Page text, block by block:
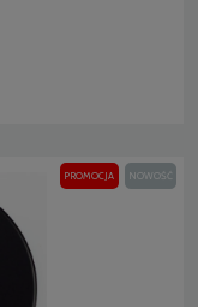
PROMOCJA NOWOŚĆ